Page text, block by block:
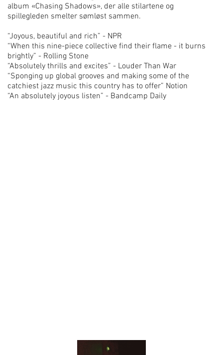
album «Chasing Shadows», der alle stilartene og
spillegleden smelter sømløst sammen.
“Joyous, beautiful and rich” - NPR
“When this nine-piece collective find their flame - it burns
brightly” - Rolling Stone
“Absolutely thrills and excites” - Louder Than War
“Sponging up global grooves and making some of the
catchiest jazz music this country has to offer” Notion
“An absolutely joyous listen” - Bandcamp Daily